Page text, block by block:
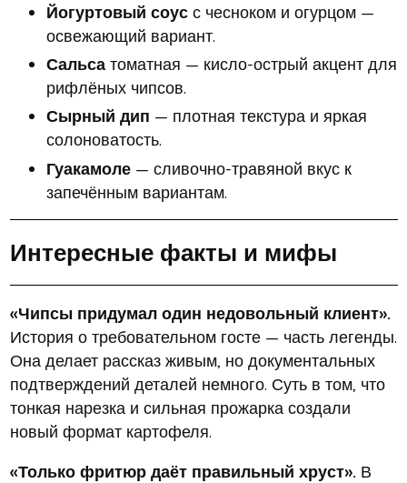
Йогуртовый соусс чесноком и огурцом —
освежающий вариант.
Сальсатоматная — кисло-острый акцент для
рифлёных чипсов.
Сырный дип — плотная текстура и яркая
солоноватость.
Гуакамоле— сливочно-травяной вкус к
запечённым вариантам.
Интересные факты и мифы
«Чипсы придумал один недовольный клиент».
История о требовательном госте — часть легенды.
Она делает рассказ живым, но документальных
подтверждений деталей немного. Суть в том, что
тонкая нарезка и сильная прожарка создали
новый формат картофеля.
«Только фритюр даёт правильный хруст». В